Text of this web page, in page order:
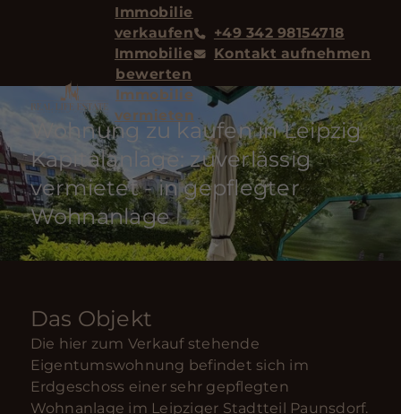
Immobilie
verkaufen
Immobilie
bewerten
Immobilie
vermieten
+49 342 98154718
Kontakt aufnehmen
Wohnung zu kaufen in Leipzig
Kapitalanlage: zuverlässig
vermietet - in gepflegter
Wohnanlage
Das Objekt
Die hier zum Verkauf stehende
Eigentumswohnung befindet sich im
Erdgeschoss einer sehr gepflegten
Wohnanlage im Leipziger Stadtteil Paunsdorf.